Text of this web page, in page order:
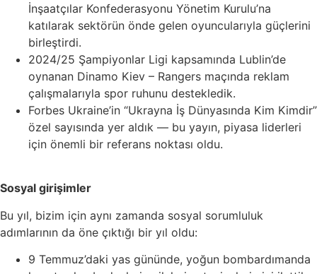
İnşaatçılar Konfederasyonu Yönetim Kurulu’na
katılarak sektörün önde gelen oyuncularıyla güçlerini
birleştirdi.
2024/25 Şampiyonlar Ligi kapsamında Lublin’de
oynanan Dinamo Kiev – Rangers maçında reklam
çalışmalarıyla spor ruhunu destekledik.
Forbes Ukraine’in “Ukrayna İş Dünyasında Kim Kimdir”
özel sayısında yer aldık — bu yayın, piyasa liderleri
için önemli bir referans noktası oldu.
Sosyal girişimler
Bu yıl, bizim için aynı zamanda sosyal sorumluluk
adımlarının da öne çıktığı bir yıl oldu:
9 Temmuz’daki yas gününde, yoğun bombardımanda